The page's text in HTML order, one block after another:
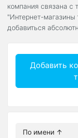
компания связана с
"Интернет-
добавиться
Добавить